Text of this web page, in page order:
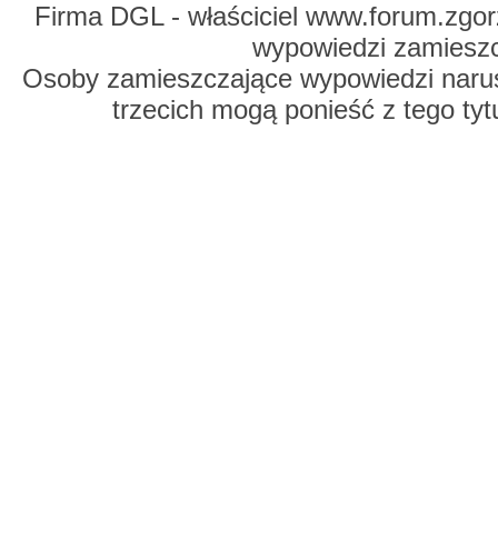
Firma DGL - właściciel
wypowiedzi
Osoby zamieszczające wypowiedzi
trzecich mogą ponieść z tego